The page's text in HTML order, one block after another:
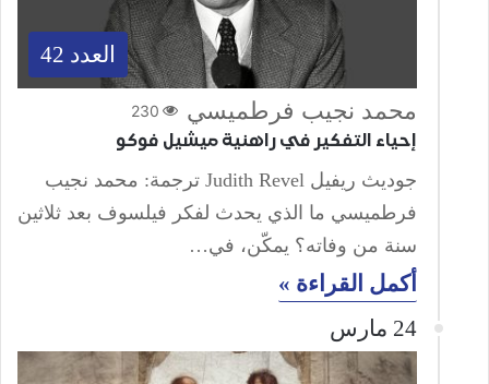
العدد 42
محمد نجيب فرطميسي 230
إحياء التفكير في راهنية ميشيل فوكو
جوديث ريفيل Judith Revel ترجمة: محمد نجيب
فرطميسي ما الذي يحدث لفكر فيلسوف بعد ثلاثين
سنة من وفاته؟ يمكّن، في…
أكمل القراءة »
24 مارس